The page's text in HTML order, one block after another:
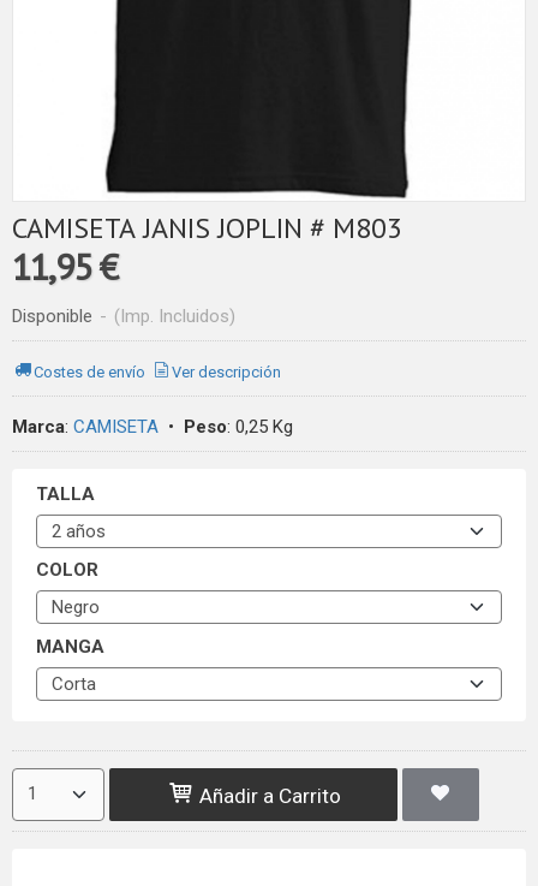
CAMISETA JANIS JOPLIN # M803
11,95 €
Disponible - (Imp. Incluidos)
Costes de envío Ver descripción
Marca: CAMISETA • Peso: 0,25 Kg
TALLA
COLOR
MANGA
Añadir a Carrito